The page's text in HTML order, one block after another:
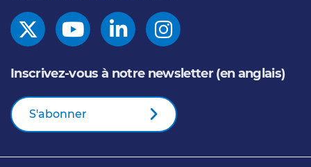
Inscrivez-vous à notre newsletter (en anglais)
S'abonner